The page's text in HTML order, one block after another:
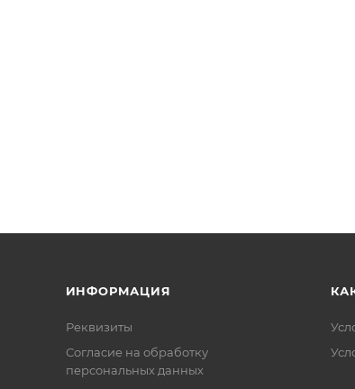
ИНФОРМАЦИЯ
Реквизиты
Соглаcие на обработку
персональных данных